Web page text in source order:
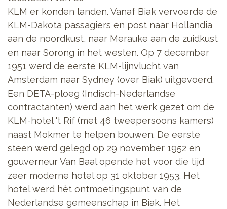
KLM er konden landen. Vanaf Biak vervoerde de
KLM-Dakota passagiers en post naar Hollandia
aan de noordkust, naar Merauke aan de zuidkust
en naar Sorong in het westen. Op 7 december
1951 werd de eerste KLM-lijnvlucht van
Amsterdam naar Sydney (over Biak) uitgevoerd.
Een DETA-ploeg (Indisch-Nederlandse
contractanten) werd aan het werk gezet om de
KLM-hotel 't Rif (met 46 tweepersoons kamers)
naast Mokmer te helpen bouwen. De eerste
steen werd gelegd op 29 november 1952 en
gouverneur Van Baal opende het voor die tijd
zeer moderne hotel op 31 oktober 1953. Het
hotel werd hèt ontmoetingspunt van de
Nederlandse gemeenschap in Biak. Het